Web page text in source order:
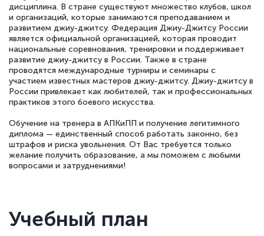
дисциплина. В стране существуют множество клубов, школ
и организаций, которые занимаются преподаванием и
развитием джиу-джитсу. Федерация Джиу-Джитсу России
является официальной организацией, которая проводит
национальные соревнования, тренировки и поддерживает
развитие джиу-джитсу в России. Также в стране
проводятся международные турниры и семинары с
участием известных мастеров джиу-джитсу. Джиу-джитсу в
России привлекает как любителей, так и профессиональных
практиков этого боевого искусства.
Обучение на тренера в АПКиПП и получение легитимного
диплома — единственный способ работать законно, без
штрафов и риска увольнения. От Вас требуется только
желание получить образование, а мы поможем с любыми
вопросами и затруднениями!
Учебный план